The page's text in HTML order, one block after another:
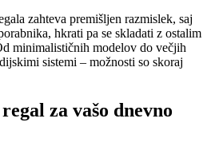
zahteva premišljen razmislek, saj
hkrati pa se skladati z ostalim
minimalističnih modelov do večjih
sistemi – možnosti so skoraj
za vašo dnevno